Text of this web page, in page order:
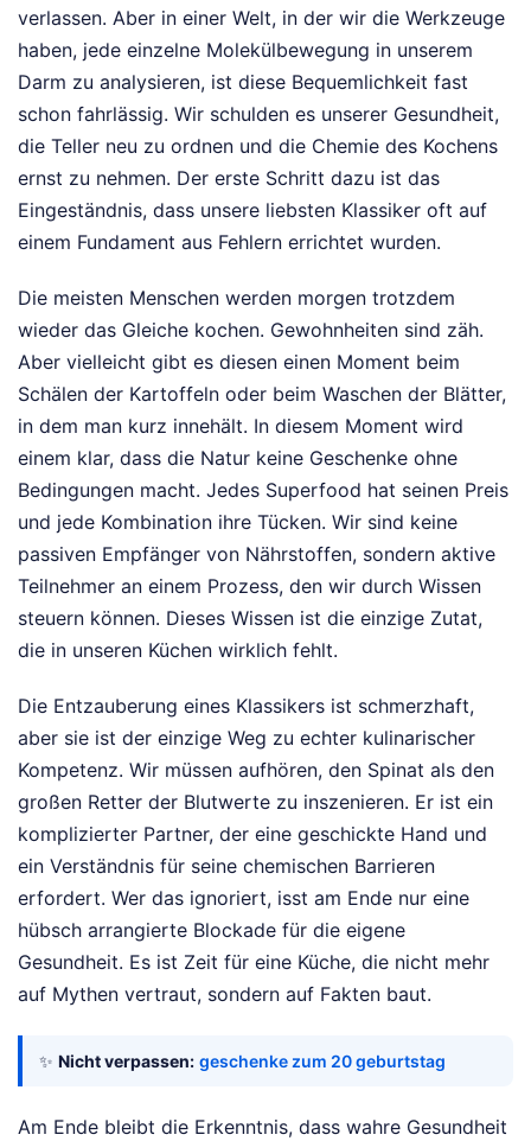
verlassen. Aber in einer Welt, in der wir die Werkzeuge
haben, jede einzelne Molekülbewegung in unserem
Darm zu analysieren, ist diese Bequemlichkeit fast
schon fahrlässig. Wir schulden es unserer Gesundheit,
die Teller neu zu ordnen und die Chemie des Kochens
ernst zu nehmen. Der erste Schritt dazu ist das
Eingeständnis, dass unsere liebsten Klassiker oft auf
einem Fundament aus Fehlern errichtet wurden.
Die meisten Menschen werden morgen trotzdem
wieder das Gleiche kochen. Gewohnheiten sind zäh.
Aber vielleicht gibt es diesen einen Moment beim
Schälen der Kartoffeln oder beim Waschen der Blätter,
in dem man kurz innehält. In diesem Moment wird
einem klar, dass die Natur keine Geschenke ohne
Bedingungen macht. Jedes Superfood hat seinen Preis
und jede Kombination ihre Tücken. Wir sind keine
passiven Empfänger von Nährstoffen, sondern aktive
Teilnehmer an einem Prozess, den wir durch Wissen
steuern können. Dieses Wissen ist die einzige Zutat,
die in unseren Küchen wirklich fehlt.
Die Entzauberung eines Klassikers ist schmerzhaft,
aber sie ist der einzige Weg zu echter kulinarischer
Kompetenz. Wir müssen aufhören, den Spinat als den
großen Retter der Blutwerte zu inszenieren. Er ist ein
komplizierter Partner, der eine geschickte Hand und
ein Verständnis für seine chemischen Barrieren
erfordert. Wer das ignoriert, isst am Ende nur eine
hübsch arrangierte Blockade für die eigene
Gesundheit. Es ist Zeit für eine Küche, die nicht mehr
auf Mythen vertraut, sondern auf Fakten baut.
✨ Nicht verpassen: geschenke zum 20 geburtstag
Am Ende bleibt die Erkenntnis, dass wahre Gesundheit